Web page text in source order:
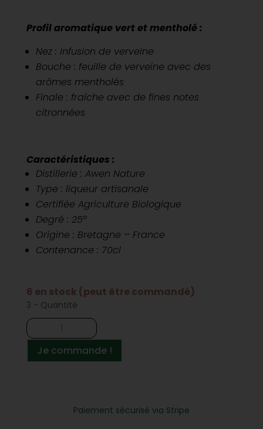
Profil aromatique vert et mentholé :
Nez : infusion de verveine
Bouche : feuille de verveine avec des
arômes mentholés
Finale : fraîche avec de fines notes
citronnées
Caractéristiques :
Distillerie : Awen Nature
Type : liqueur artisanale
Certifiée Agriculture Biologique
Degré : 25°
Origine : Bretagne – France
Contenance : 70cl
6 en stock (peut être commandé)
3 - Quantité
quantité
de
Liqueur
de
Je commande !
Paiement sécurisé via Stripe